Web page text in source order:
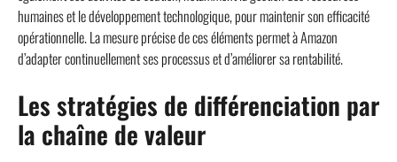
humaines et le développement technologique, pour maintenir son efficacité
opérationnelle. La mesure précise de ces éléments permet à Amazon
d’adapter continuellement ses processus et d’améliorer sa rentabilité.
Les stratégies de différenciation par
la chaîne de valeur